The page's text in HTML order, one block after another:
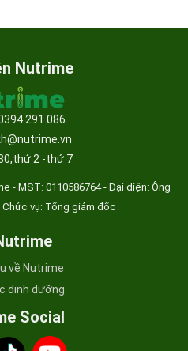
Nutrime
2 -thứ 7
- MST: 0110586764 - Đại diện: Ông
vụ: Tổng giám đốc
về Nutrime
dinh dưỡng
Social